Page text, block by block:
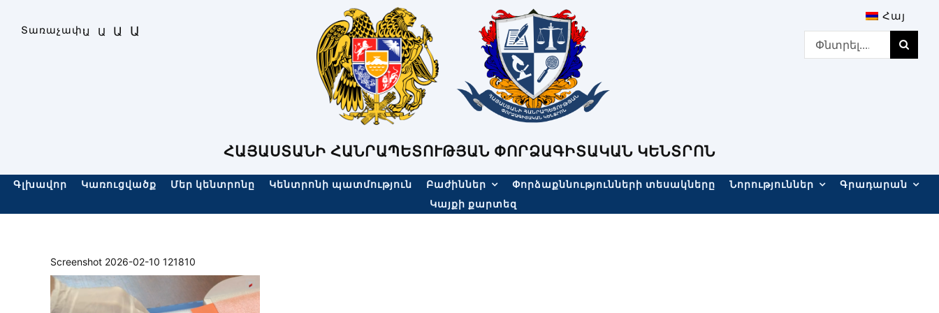
Տառաչափ։Ա Ա Ա Ա
Հայ
Search
for:
ՀԱՅԱՍՏԱՆԻ ՀԱՆՐԱՊԵՏՈՒԹՅԱՆ ՓՈՐՁԱԳԻՏԱԿԱՆ ԿԵՆՏՐՈՆ
Գլխավոր Կառուցվածք Մեր կենտրոնը Կենտրոնի պատմություն Բաժիններ Փորձաքննությունների տեսակները Նորություններ
Գրադարան
Կայքի քարտեզ
Screenshot 2026-02-10 121810